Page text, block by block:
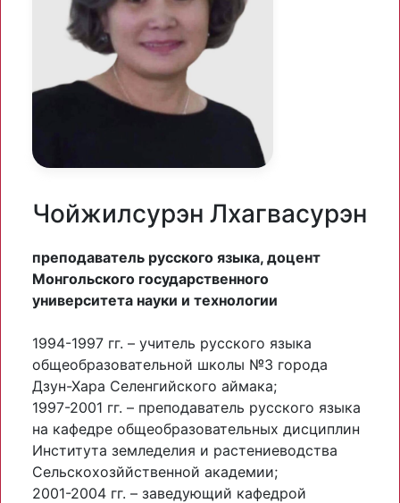
Чойжилсурэн Лхагвасурэн
преподаватель русского языка, доцент
Монгольского государственного
университета науки и технологии
1994-1997 гг. – учитель русского языка
общеобразовательной школы №3 города
Дзун-Хара Селенгийского аймака;
1997-2001 гг. – преподаватель русского языка
на кафедре общеобразовательных дисциплин
Института земледелия и растениеводства
Сельскохозййственной академии;
2001-2004 гг. – заведующий кафедрой